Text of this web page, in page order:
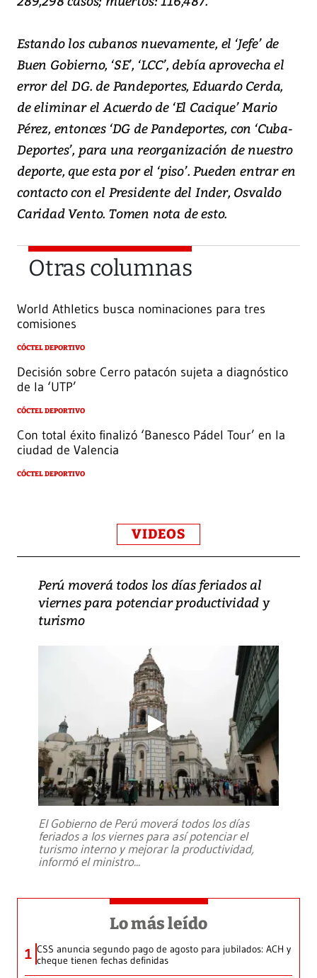
Estando los cubanos nuevamente, el ‘Jefe’ de
Buen Gobierno, ‘SE’, ‘LCC’, debía aprovecha el
error del DG. de Pandeportes, Eduardo Cerda,
de eliminar el Acuerdo de ‘El Cacique’ Mario
Pérez, entonces ‘DG de Pandeportes, con ‘Cuba-
Deportes’, para una reorganización de nuestro
deporte, que esta por el ‘piso’. Pueden entrar en
contacto con el Presidente del Inder, Osvaldo
Caridad Vento. Tomen nota de esto.
Otras columnas
World Athletics busca nominaciones para tres
comisiones
CÓCTEL DEPORTIVO
Decisión sobre Cerro patacón sujeta a diagnóstico
de la ‘UTP’
CÓCTEL DEPORTIVO
Con total éxito finalizó ‘Banesco Pádel Tour’ en la
ciudad de Valencia
CÓCTEL DEPORTIVO
VIDEOS
Perú moverá todos los días feriados al
viernes para potenciar productividad y
turismo
El Gobierno de Perú moverá todos los días
feriados a los viernes para así potenciar el
turismo interno y mejorar la productividad,
informó el ministro...
Lo más leído
1 CSS anuncia segundo pago de agosto para jubilados: ACH y
cheque tienen fechas definidas